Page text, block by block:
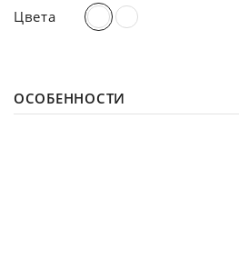
Цвета
ОСОБЕННОСТИ